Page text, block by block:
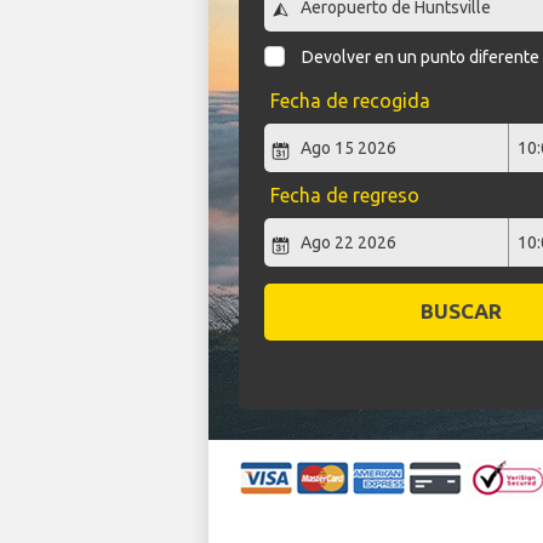
Devolver en un punto diferente
Fecha de recogida
Fecha de regreso
BUSCAR